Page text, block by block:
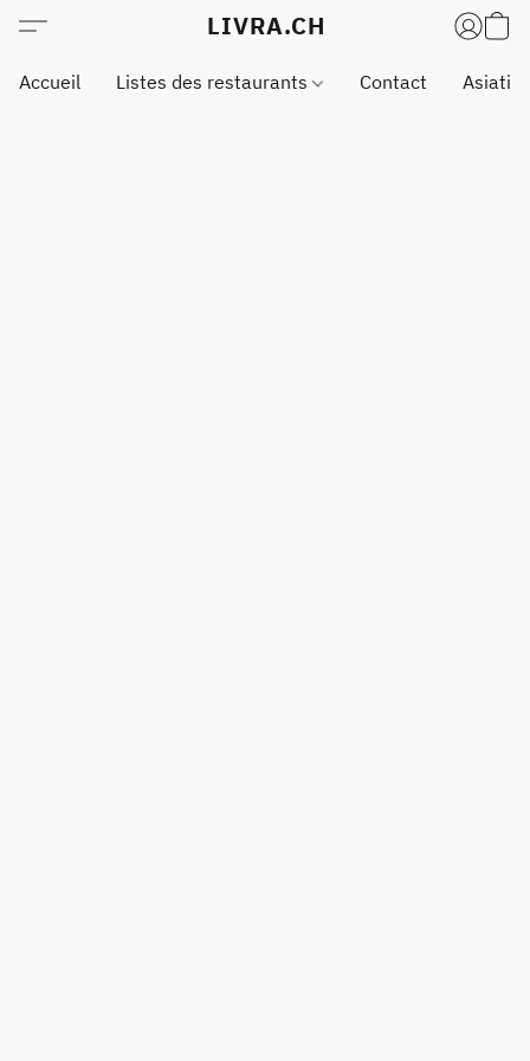
LIVRA.CH
Accueil Listes des restaurants Contact